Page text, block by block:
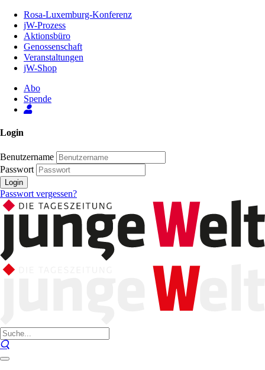
Inhalt
Seite
Rosa-Luxemburg-Konferenz
jW-Prozess
Aktionsbüro
Genossenschaft
Veranstaltungen
jW-Shop
Abo
Spende
Login
Benutzername
Passwort
Login
Passwort vergessen?